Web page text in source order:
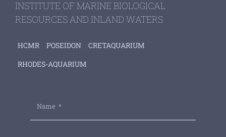
INSTITUTE OF MARINE BIOLOGICAL
RESOURCES AND INLAND WATERS
HCMR POSEIDON
CRETAQUARIUM
RHODES-AQUARIUM